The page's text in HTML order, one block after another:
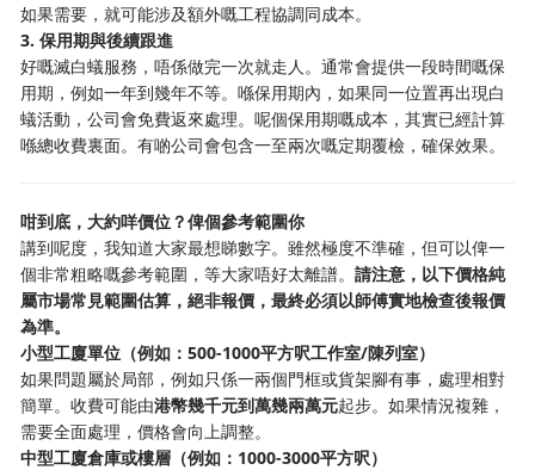
如果需要，就可能涉及額外嘅工程協調同成本。
3. 保用期與後續跟進
好嘅滅白蟻服務，唔係做完一次就走人。通常會提供一段時間嘅保
用期，例如一年到幾年不等。喺保用期內，如果同一位置再出現白
蟻活動，公司會免費返來處理。呢個保用期嘅成本，其實已經計算
喺總收費裏面。有啲公司會包含一至兩次嘅定期覆檢，確保效果。
咁到底，大約咩價位？俾個參考範圍你
講到呢度，我知道大家最想睇數字。雖然極度不準確，但可以俾一
個非常粗略嘅參考範圍，等大家唔好太離譜。請注意，以下價格純
屬市場常見範圍估算，絕非報價，最終必須以師傅實地檢查後報價
為準。
小型工廈單位（例如：500-1000平方呎工作室/陳列室）
如果問題屬於局部，例如只係一兩個門框或貨架腳有事，處理相對
簡單。收費可能由港幣幾千元到萬幾兩萬元起步。如果情況複雜，
需要全面處理，價格會向上調整。
中型工廈倉庫或樓層（例如：1000-3000平方呎）